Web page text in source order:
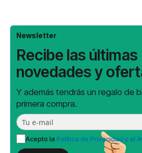
Newsletter
Recibe las últimas
novedades y
Y además tendrás un regalo de
primera compra.
Acepto la Política de Privacidad y el